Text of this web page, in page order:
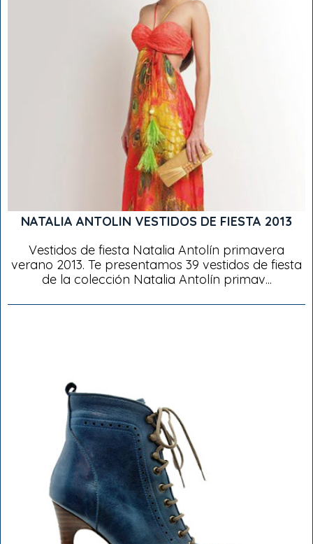
NATALIA ANTOLIN VESTIDOS DE FIESTA 2013
Vestidos de fiesta Natalia Antolín primavera
verano 2013. Te presentamos 39 vestidos de fiesta
de la colección Natalia Antolín primav...